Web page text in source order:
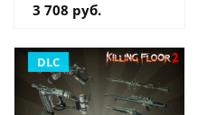
3 708 руб.
DLC